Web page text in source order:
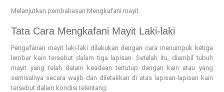
Melanjutkan pembahasan Mengkafani mayit.
Tata Cara Mengkafani Mayit Laki-laki
Pengafanan mayit laki-laki dilakukan dengan cara menumpuk ketiga
lembar kain tersebut dalam tiga lapisan. Setelah itu, diambil tubuh
mayit yang telah dalam keadaan tertutup dengan kain atau yang
semisalnya secara wajib dan diletakkan di atas lapisan-lapisan kain
tersebut dalam kondisi telentang.